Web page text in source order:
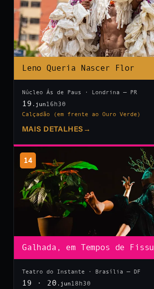
Leno Queria Nascer Flor
Núcleo Ás de Paus · Londrina — PR
19 .jun 16h30
Calçadão (em frente ao Ouro Verde)
MAIS DETALHES →
14
Galhada, em Tempos de
Teatro do Instante · Brasília — DF
19 · 20 .jun 18h30